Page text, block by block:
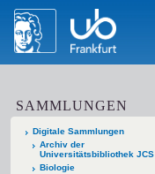
SAMMLUNGEN
Digitale Sammlungen
Archiv der
Universitätsbibliothek JCS
Biologie